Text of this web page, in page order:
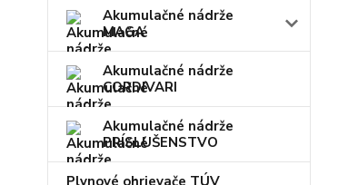
Akumulačné nádrže
MAGA
Akumulačné nádrže
CORDIVARI
Akumulačné nádrže
PRÍSLUŠENSTVO
Plynové ohrievače TÚV